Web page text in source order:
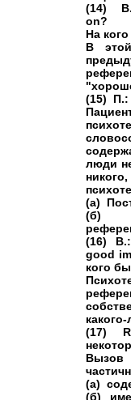
(14)
on?
На
В
(15) П.:
люди
(а)
(б)
(16) В.:
good
кого
(17)
Вызов
(а)
(б)